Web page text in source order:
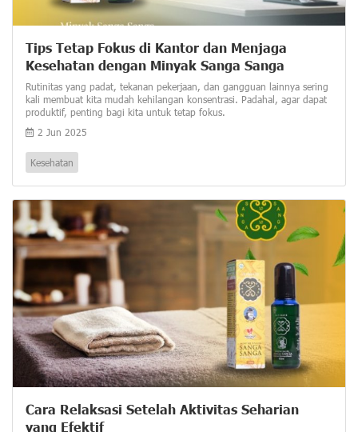
Tips Tetap Fokus di Kantor dan Menjaga
Kesehatan dengan Minyak Sanga Sanga
Rutinitas yang padat, tekanan pekerjaan, dan gangguan lainnya sering
kali membuat kita mudah kehilangan konsentrasi. Padahal, agar dapat
produktif, penting bagi kita untuk tetap fokus.
2 Jun 2025
Kesehatan
Cara Relaksasi Setelah Aktivitas Seharian
yang Efektif